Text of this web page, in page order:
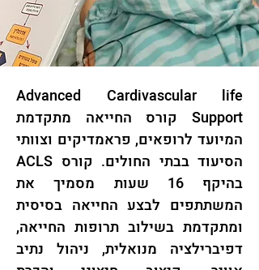
Advanced Cardivascular life
Support קורס החייאה מתקדמת
המיועד לרופאים, פראמדיקים וצוותי
הסיעוד בבתי החולים. קורס ACLS
בהיקף 16 שעות מסמיך את
המשתתפים לבצע החייאה בסיסית
ומתקדמת בשילוב תרופות החייאה,
דפיברילציה מנואלית, ניהול נתיב